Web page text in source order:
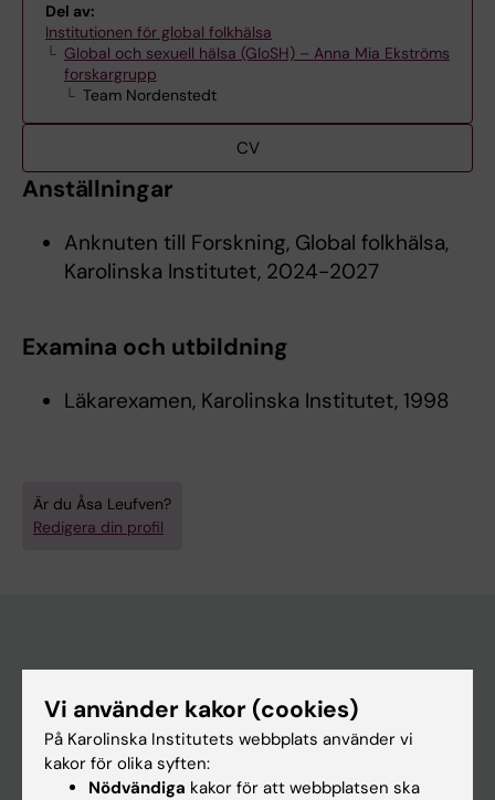
Del av:
Institutionen för global folkhälsa
Global och sexuell hälsa (GloSH) – Anna Mia Ekströms
forskargrupp
Team Nordenstedt
CV
Anställningar
Anknuten till Forskning, Global folkhälsa,
Karolinska Institutet, 2024-2027
Examina och utbildning
Läkarexamen, Karolinska Institutet, 1998
Är du Åsa Leufven?
Redigera din profil
Utbildning
Forskarutbildning
Forskning
Vi använder kakor (cookies)
På Karolinska Institutets webbplats använder vi
kakor för olika syften:
Nödvändiga kakor för att webbplatsen ska